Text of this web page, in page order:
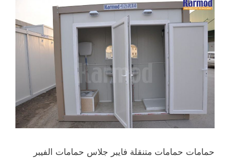
حمامات حمامات متنقلة فايبر جلاس حمامات الفيبر